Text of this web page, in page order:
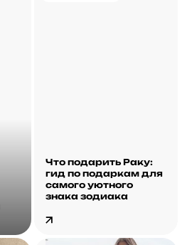
Что подарить Раку:
гид по подаркам для
самого уютного
знака зодиака